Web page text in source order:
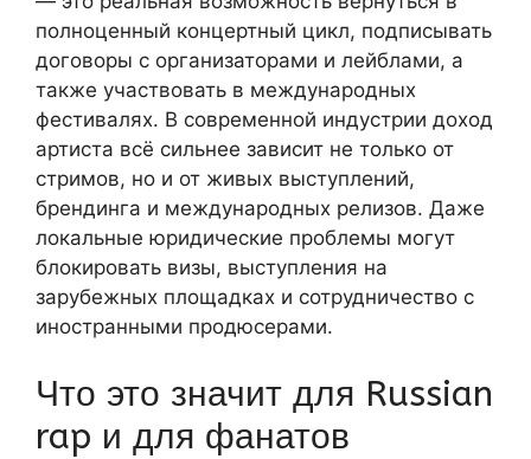
полноценный концертный цикл, подписывать
договоры с организаторами и лейблами, а
также участвовать в международных
фестивалях. В современной индустрии доход
артиста всё сильнее зависит не только от
стримов, но и от живых выступлений,
брендинга и международных релизов. Даже
локальные юридические проблемы могут
блокировать визы, выступления на
зарубежных площадках и сотрудничество с
иностранными продюсерами.
Что это значит для Russian
rap и для фанатов